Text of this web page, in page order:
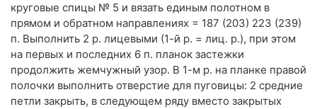
круговые спицы № 5 и вязать единым полотном в
прямом и обратном направлениях = 187 (203) 223 (239)
п. Выполнить 2 р. лицевыми (1-й р. = лиц. р.), при этом
на первых и последних 6 п. планок застежки
продолжить жемчужный узор. В 1-м р. на планке правой
полочки выполнить отверстие для пуговицы: 2 средние
петли закрыть, в следующем ряду вместо закрытых